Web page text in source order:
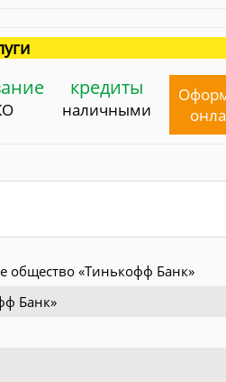
кредиты
наличными
общество «Тинькофф Банк»
Банк»